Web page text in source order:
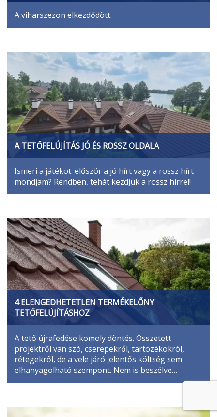
A viharszezon elkezdődött.
A TETŐFELÚJÍTÁS JÓ ÉS ROSSZ OLDALA
Ismeri a játékot: először a jó hírt vagy a rossz hírt
mondjam? Rendben, tehát kezdjük a rossz hírrel!
4 ELENGEDHETETLEN TERMÉKELŐNY
TETŐFELÚJÍTÁSHOZ
A tető újrafedése komoly döntés. Összetett
projektről van szó, cserepekről, tartozékokról,
rétegekről, de a vele járó jelentős költség sem
elhanyagolható szempont. Nem is beszélve…